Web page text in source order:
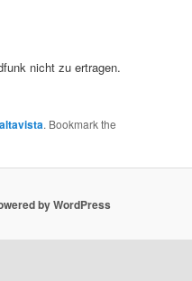
nicht zu ertragen.
. Bookmark the
by WordPress